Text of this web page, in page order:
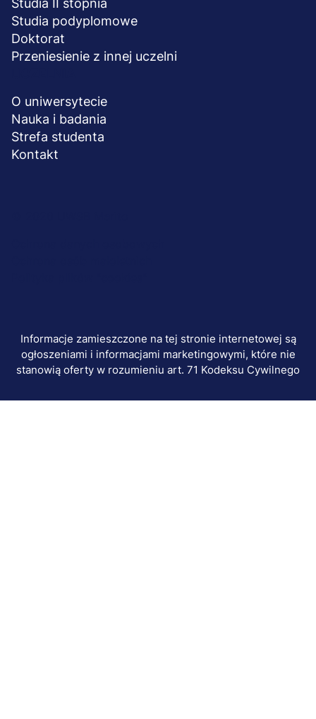
Studia II stopnia
Studia podyplomowe
Doktorat
Przeniesienie z innej uczelni
O uniwersytecie
Nauka i badania
Strefa studenta
Kontakt
Informacje zamieszczone na tej stronie internetowej są
ogłoszeniami i informacjami marketingowymi, które nie
stanowią oferty w rozumieniu art. 71 Kodeksu Cywilnego